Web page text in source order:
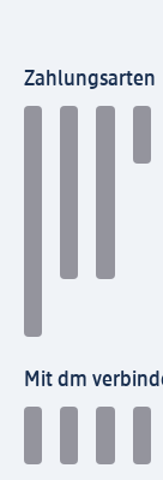
Zahlungsarten
Mit dm